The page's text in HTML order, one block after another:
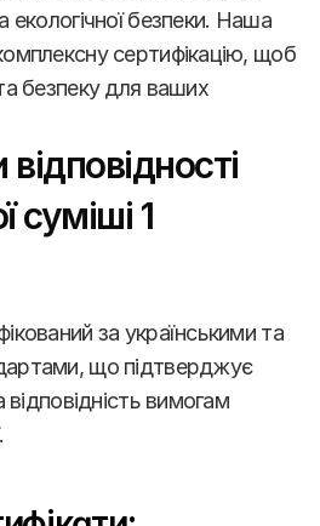
екологічної безпеки. Наша
сертифікацію, щоб
безпеку для ваших
суміші 1
за українськими та
що підтверджує
відповідність вимогам